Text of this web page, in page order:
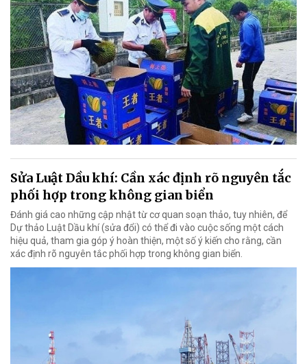
Sửa Luật Dầu khí: Cần xác định rõ nguyên tắc
phối hợp trong không gian biển
Đánh giá cao những cập nhật từ cơ quan soạn thảo, tuy nhiên, để
Dự thảo Luật Dầu khí (sửa đổi) có thể đi vào cuộc sống một cách
hiệu quả, tham gia góp ý hoàn thiện, một số ý kiến cho rằng, cần
xác định rõ nguyên tắc phối hợp trong không gian biển.